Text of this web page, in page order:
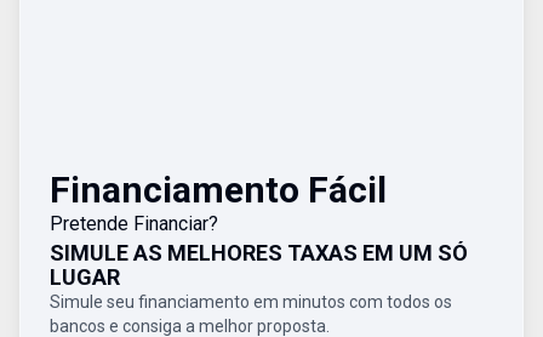
Financiamento Fácil
Pretende Financiar?
SIMULE AS MELHORES TAXAS EM UM SÓ
LUGAR
Simule seu financiamento em minutos com todos os
bancos e consiga a melhor proposta.